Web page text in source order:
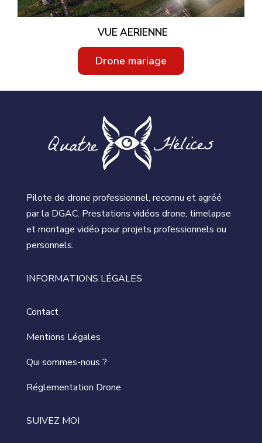
VUE AERIENNE
Drone mariage
Pilote de drone professionnel, reconnu et agréé
par la DGAC. Prestations vidéos drone, timelapse
et montage vidéo pour projets professionnels ou
personnels.
INFORMATIONS LÉGALES
Contact
Mentions Légales
Qui sommes-nous ?
Réglementation Drone
SUIVEZ MOI